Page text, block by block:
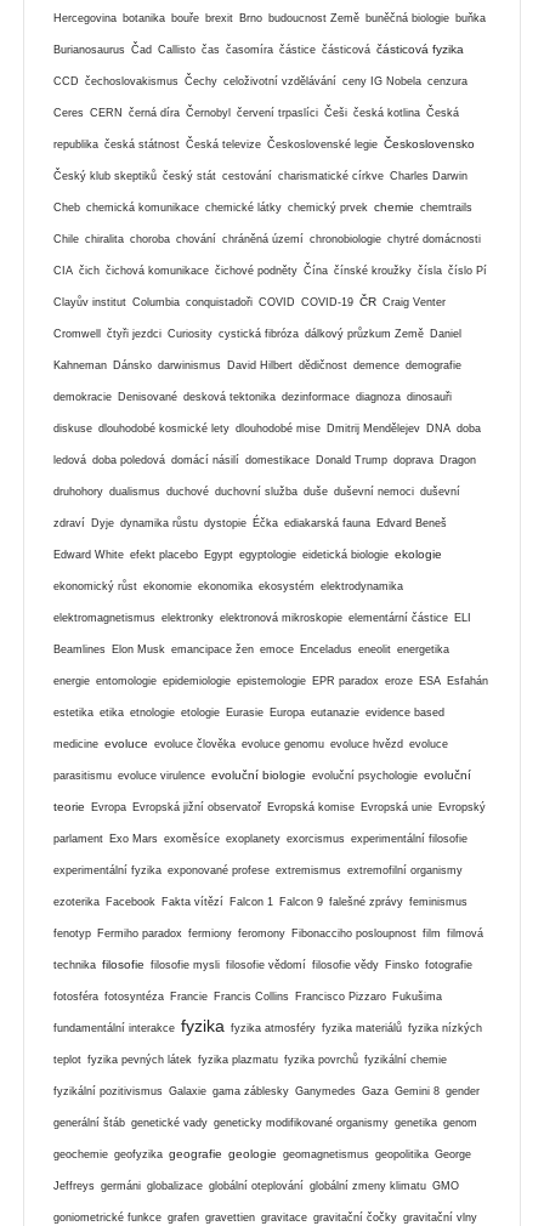
Hercegovina botanika bouře brexit Brno budoucnost Země buněčná biologie buňka
Burianosaurus Čad Callisto čas časomíra částice částicová částicová fyzika
CCD čechoslovakismus Čechy celoživotní vzdělávání ceny IG Nobela cenzura
Ceres CERN černá díra Černobyl červení trpaslíci Češi česká kotlina Česká
republika česká státnost Česká televize Československé legie Československo
Český klub skeptiků český stát cestování charismatické církve Charles Darwin
Cheb chemická komunikace chemické látky chemický prvek chemie chemtrails
Chile chiralita choroba chování chráněná území chronobiologie chytré domácnosti
CIA čich čichová komunikace čichové podněty Čína čínské kroužky čísla číslo Pí
Clayův institut Columbia conquistadoři COVID COVID-19 ČR Craig Venter
Cromwell čtyři jezdci Curiosity cystická fibróza dálkový průzkum Země Daniel
Kahneman Dánsko darwinismus David Hilbert dědičnost demence demografie
demokracie Denisované desková tektonika dezinformace diagnoza dinosauři
diskuse dlouhodobé kosmické lety dlouhodobé mise Dmitrij Mendělejev DNA doba
ledová doba poledová domácí násilí domestikace Donald Trump doprava Dragon
druhohory dualismus duchové duchovní služba duše duševní nemoci duševní
zdraví Dyje dynamika růstu dystopie Éčka ediakarská fauna Edvard Beneš
Edward White efekt placebo Egypt egyptologie eidetická biologie ekologie
ekonomický růst ekonomie ekonomika ekosystém elektrodynamika
elektromagnetismus elektronky elektronová mikroskopie elementární částice ELI
Beamlines Elon Musk emancipace žen emoce Enceladus eneolit energetika
energie entomologie epidemiologie epistemologie EPR paradox eroze ESA Esfahán
estetika etika etnologie etologie Eurasie Europa eutanazie evidence based
medicine evoluce evoluce člověka evoluce genomu evoluce hvězd evoluce
parasitismu evoluce virulence evoluční biologie evoluční psychologie evoluční
teorie Evropa Evropská jižní observatoř Evropská komise Evropská unie Evropský
parlament Exo Mars exoměsíce exoplanety exorcismus experimentální filosofie
experimentální fyzika exponované profese extremismus extremofilní organismy
ezoterika Facebook Fakta vítězí Falcon 1 Falcon 9 falešné zprávy feminismus
fenotyp Fermiho paradox fermiony feromony Fibonacciho posloupnost film filmová
technika filosofie filosofie mysli filosofie vědomí filosofie vědy Finsko fotografie
fotosféra fotosyntéza Francie Francis Collins Francisco Pizzaro Fukušima
fundamentální interakce fyzika fyzika atmosféry fyzika materiálů fyzika nízkých
teplot fyzika pevných látek fyzika plazmatu fyzika povrchů fyzikální chemie
fyzikální pozitivismus Galaxie gama záblesky Ganymedes Gaza Gemini 8 gender
generální štáb genetické vady geneticky modifikované organismy genetika genom
geochemie geofyzika geografie geologie geomagnetismus geopolitika George
Jeffreys germáni globalizace globální oteplování globální zmeny klimatu GMO
goniometrické funkce grafen gravettien gravitace gravitační čočky gravitační vlny